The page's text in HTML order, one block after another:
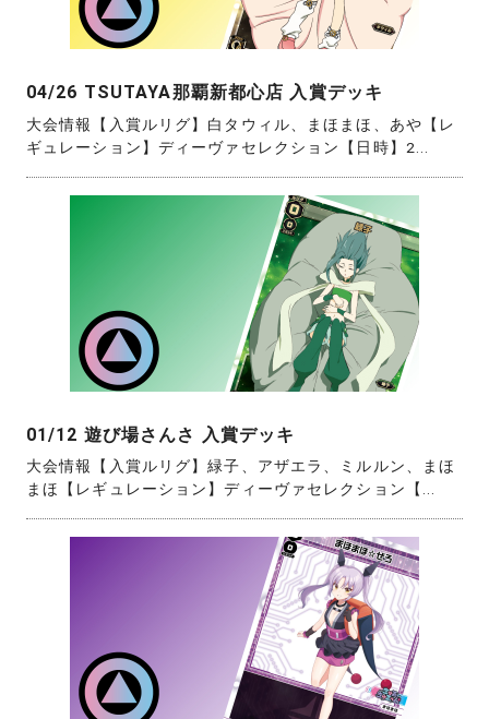
04/26 TSUTAYA那覇新都心店 入賞デッキ
大会情報【入賞ルリグ】白タウィル、まほまほ、あや【レ
ギュレーション】ディーヴァセレクション【日時】2...
01/12 遊び場さんさ 入賞デッキ
大会情報【入賞ルリグ】緑子、アザエラ、ミルルン、まほ
まほ【レギュレーション】ディーヴァセレクション【...